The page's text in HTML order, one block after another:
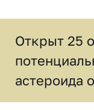
Открыт 25
астероида